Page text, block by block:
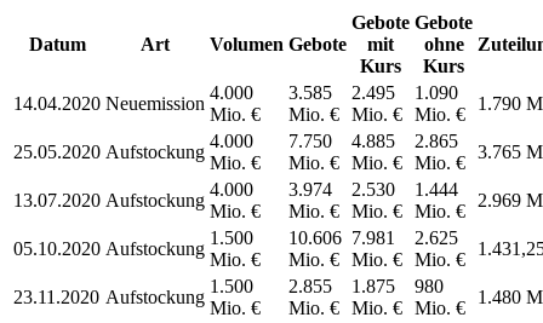
Datum Art Volumen Gebote
Gebote
mit
Kurs
Gebote
ohne
Kurs
14.04.2020 Neuemission
4.000
Mio. €
3.585
Mio. €
2.495
Mio. €
1.090
Mio. €
1.790
25.05.2020 Aufstockung
4.000
Mio. €
7.750
Mio. €
4.885
Mio. €
2.865
Mio. €
3.765
13.07.2020 Aufstockung
4.000
Mio. €
3.974
Mio. €
2.530
Mio. €
1.444
Mio. €
2.969
05.10.2020 Aufstockung
1.500
Mio. €
10.606
Mio. €
7.981
Mio. €
2.625
Mio. €
23.11.2020 Aufstockung
1.500
Mio. €
2.855
Mio. €
1.875
Mio. €
980
Mio. €
1.480